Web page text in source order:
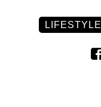
LIFESTYLE